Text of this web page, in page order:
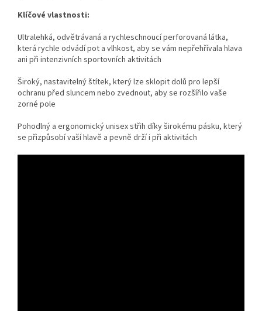
Klíčové vlastnosti:
Ultralehká, odvětrávaná a rychleschnoucí perforovaná látka,
která rychle odvádí pot a vlhkost, aby se vám nepřehřívala hlava
ani při intenzivních sportovních aktivitách
Široký, nastavitelný štítek, který lze sklopit dolů pro lepší
ochranu před sluncem nebo zvednout, aby se rozšířilo vaše
zorné pole
Pohodlný a ergonomický unisex střih díky širokému pásku, který
se přizpůsobí vaší hlavě a pevně drží i při aktivitách